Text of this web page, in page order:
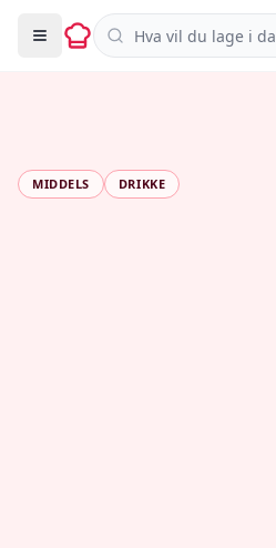
Søk i oppskrifter
MIDDELS DRIKKE